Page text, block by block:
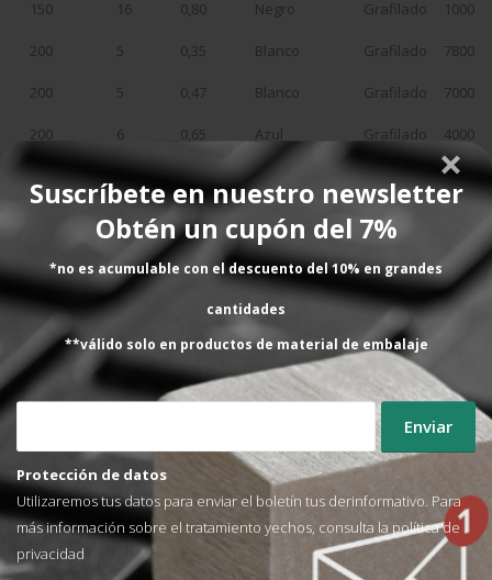
Suscríbete en nuestro newsletter
Obtén un cupón del 7%
*no es acumulable con el descuento del 10% en grandes
cantidades
**válido solo en productos de material de embalaje
Protección de datos
Utilizaremos tus datos para enviar el boletín tus derinformativo. Para
más información sobre el tratamiento yechos, consulta la política de
privacidad
150 16 0,80 Negro Grafilado 1000
200 5 0,35 Blanco Grafilado 7800
200 5 0,47 Blanco Grafilado 7000
200 6 0,65 Azul Grafilado 4000
200 0,63 Blanco Grafilado 4000
12 Blanco Grafilado
200 0,70 Blanco Grafilado 2000
200 12 Negro Grafilado 2000
200 12 0,80 Blanco Grafilado
200 0,80 Grafilado 2000
Grafilado 2000
200 12 Amarillo Grafilado
200 12 0,80 Lila Grafilado 2000
200 Rojo Grafilado 2000